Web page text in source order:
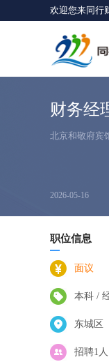
欢迎您来同行
财务经
北京和敬府宾
2026-05-16
职位信息
面议
本科 /
东城区
招聘1人